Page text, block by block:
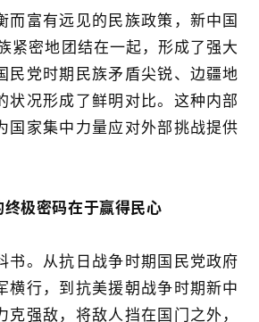
而富有远见的民族政策，新中国
紧密地团结在一起，形成了强大
民党时期民族矛盾尖锐、边疆地
状况形成了鲜明对比。这种内部
国家集中力量应对外部挑战提供
极密码在于赢得民心
书。从抗日战争时期国民党政府
横行，到抗美援朝战争时期新中
克强敌， 将敌人挡在国门之外，